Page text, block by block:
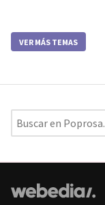
VER MÁS TEMAS